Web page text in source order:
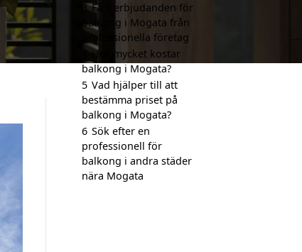
3 Få 3 erbjudanden för
balkong i Mogata från
professionella företag
Hur mycket kostar
balkong i Mogata?
5 Vad hjälper till att
bestämma priset på
balkong i Mogata?
6 Sök efter en
professionell för
balkong i andra städer
nära Mogata